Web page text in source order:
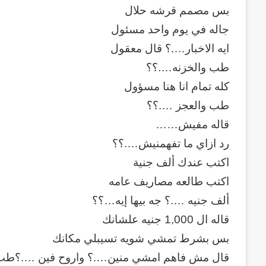
بس مصمم قرشه حلال
جاله في يوم واحد مسئول
ايه الاخبار….؟ قال معقول
طب والخزنه….؟؟
كله تمام انا هنا مسؤول
طب والعجز ….؟؟
قاله مفيش……
رد ازاي ما تفهمنيش….؟؟
اكتب عندك ألف جنية
اكتب طالعه مصاريف عامه
ألف جنيه ….؟ جه بيها إيه…؟؟
قاله ال 1,000 جنيه علشانك
بس بشرط تمشي شويه تسيبلي مكانك
قال مش فاهم امشي منين….؟ واروح فين
استثمارات
هاني
شكري